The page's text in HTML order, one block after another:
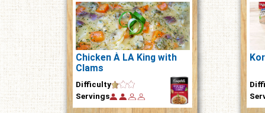
Chicken À LA King with
Clams
Difficulty
Servings